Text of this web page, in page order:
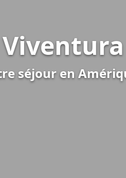
séjour en